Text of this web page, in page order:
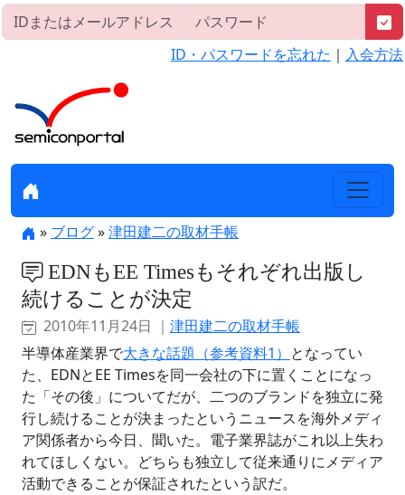
ID・パスワードを忘れた ｜ 入会方法
» ブログ»津田建二の取材手帳
EDNもEE Timesもそれぞれ出版し
続けることが決定
2010年11月24日 ｜ 津田建二の取材手帳
半導体産業界で大きな話題（参考資料1） となってい
た、EDNとEE Timesを同一会社の下に置くことになっ
た「その後」についてだが、二つのブランドを独立に発
行し続けることが決まったというニュースを海外メディ
ア関係者から今日、聞いた。電子業界誌がこれ以上失わ
れてほしくない。どちらも独立して従来通りにメディア
活動できることが保証されたという訳だ。